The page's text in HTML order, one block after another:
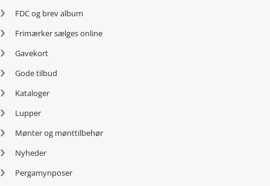
FDC og brev album
Frimærker sælges online
Gavekort
Gode tilbud
Kataloger
Lupper
Mønter og mønttilbehør
Nyheder
Pergamynposer